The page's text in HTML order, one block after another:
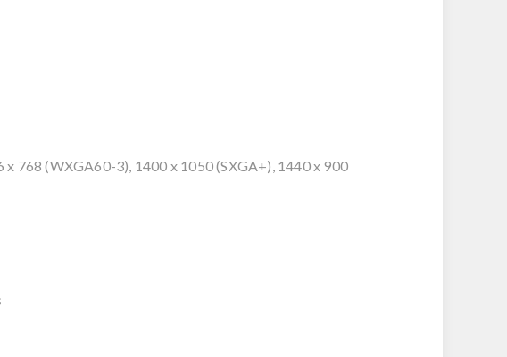
768 (WXGA60-3), 1400 x 1050 (SXGA+), 1440 x 900